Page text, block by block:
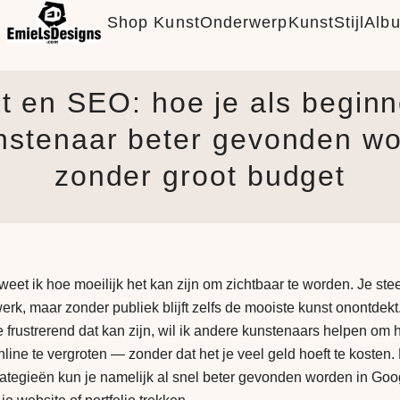
Shop KunstOnderwerpKunstStijl
en SEO: hoe je als
beter gevonden
zonder groot budget
ik hoe moeilijk het kan zijn om zichtbaar te worden. Je
maar zonder publiek blijft zelfs de mooiste kunst
frustrerend dat kan zijn, wil ik andere kunstenaars helpen om
te vergroten — zonder dat het je veel geld hoeft te kosten.
kun je namelijk al snel beter gevonden worden in